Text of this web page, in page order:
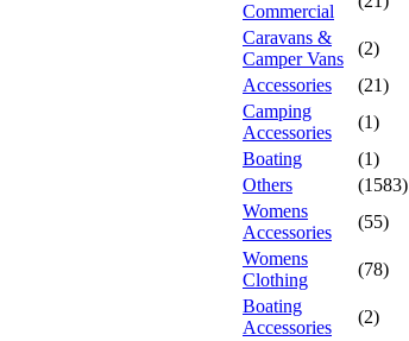
Commercial
Caravans &
Camper Vans
(2)
Accessories
(21)
Camping
Accessories
(1)
Boating
(1)
Others
(1583)
Womens
Accessories
(55)
Womens
Clothing
(78)
Boating
Accessories
(2)